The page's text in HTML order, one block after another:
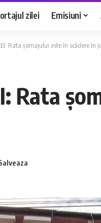
zilei Emisiuni
Rata șomajului este în scădere
Rata